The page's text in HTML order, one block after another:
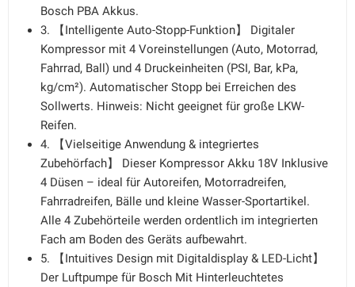
Bosch PBA Akkus.
3. 【Intelligente Auto-Stopp-Funktion】 Digitaler
Kompressor mit 4 Voreinstellungen (Auto, Motorrad,
Fahrrad, Ball) und 4 Druckeinheiten (PSI, Bar, kPa,
kg/cm²). Automatischer Stopp bei Erreichen des
Sollwerts. Hinweis: Nicht geeignet für große LKW-
Reifen.
4. 【Vielseitige Anwendung & integriertes
Zubehörfach】 Dieser Kompressor Akku 18V Inklusive
4 Düsen – ideal für Autoreifen, Motorradreifen,
Fahrradreifen, Bälle und kleine Wasser-Sportartikel.
Alle 4 Zubehörteile werden ordentlich im integrierten
Fach am Boden des Geräts aufbewahrt.
5. 【Intuitives Design mit Digitaldisplay & LED-Licht】
Der Luftpumpe für Bosch Mit Hinterleuchtetes